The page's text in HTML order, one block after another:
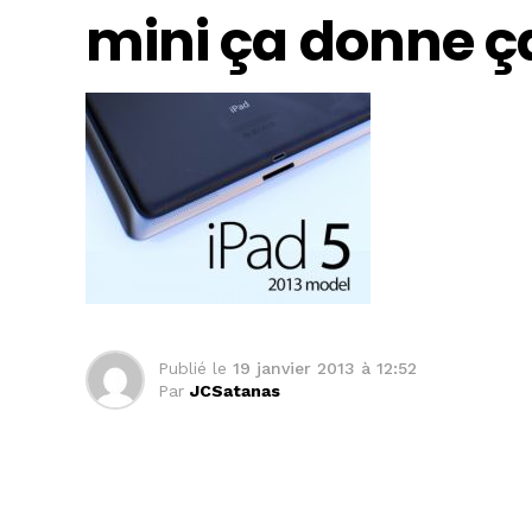
mini ça donne
Publié le 19 janvier 2013 à 12:52
Par JCSatanas